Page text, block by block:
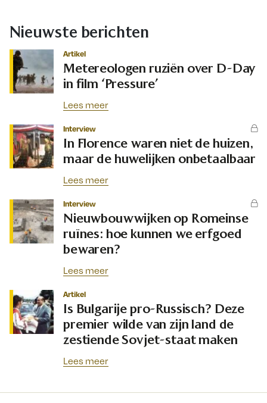
Nieuwste berichten
Artikel
Metereologen ruziën over D-Day
in film ‘Pressure’
Lees meer
Interview
In Florence waren niet de huizen,
maar de huwelijken onbetaalbaar
Lees meer
Interview
Nieuwbouwwijken op Romeinse
ruïnes: hoe kunnen we erfgoed
bewaren?
Lees meer
Artikel
Is Bulgarije pro-Russisch? Deze
premier wilde van zijn land de
zestiende Sovjet-staat maken
Lees meer